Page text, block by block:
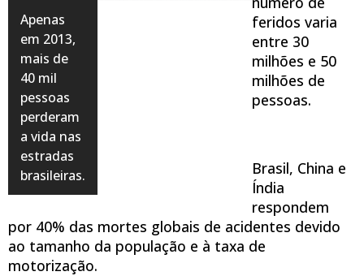
Apenas
em 2013,
mais de
40 mil
pessoas
perderam
a vida nas
estradas
brasileiras.
feridos varia
entre 30
milhões e 50
milhões de
pessoas.
Brasil, China e
Índia
respondem
por 40% das mortes globais de acidentes devido
ao tamanho da população e à taxa de
motorização.